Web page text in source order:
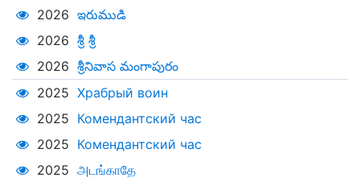
2026 ఇరుముడి
2026 శ్రీ శ్రీ
2026 శ్రీనివాస మంగాపురం
2025 Храбрый воин
2025 Комендантский час
2025 Комендантский час
2025 அடங்காதே